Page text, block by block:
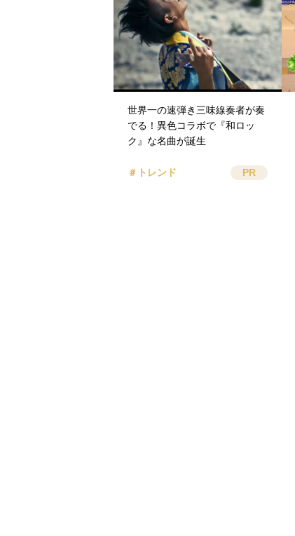
世界一の速弾き三味線奏者が奏
でる！異色コラボで『和ロッ
ク』な名曲が誕生
＃トレンド PR